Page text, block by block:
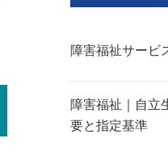
障害福祉サービ
障害福祉｜自立
要と指定基準